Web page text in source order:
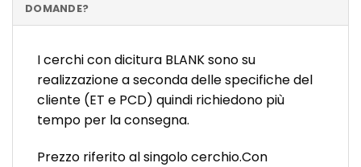
DOMANDE?
I cerchi con dicitura BLANK sono su
realizzazione a seconda delle specifiche del
cliente (ET e PCD) quindi richiedono più
tempo per la consegna.
Prezzo riferito al singolo cerchio.Con